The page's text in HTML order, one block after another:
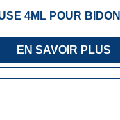
4ML POUR
EN SAVOIR PLUS